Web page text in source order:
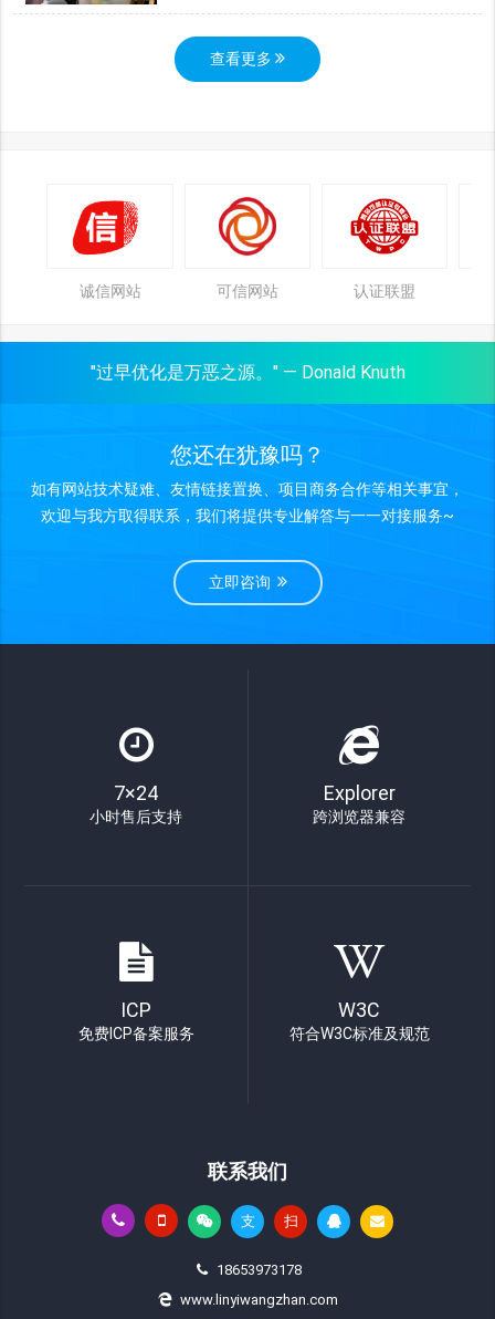
查看更多
诚信网站 可信网站 认证联盟
"过早优化是万恶之源。" — Donald Knuth
您还在犹豫吗？
如有网站技术疑难、友情链接置换、项目商务合作等相关事宜，
欢迎与我方取得联系，我们将提供专业解答与一一对接服务~
立即咨询
7×24
小时售后支持
Explorer
跨浏览器兼容
ICP
免费ICP备案服务
W3C
符合W3C标准及规范
联系我们
支 扫
18653973178
www.linyiwangzhan.com